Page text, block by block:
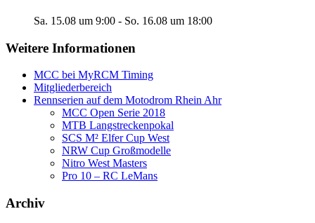
Sa. 15.08 um 9:00 - So. 16.08 um 18:00
Weitere Informationen
MCC bei MyRCM Timing
Mitgliederbereich
Rennserien auf dem Motodrom Rhein Ahr
MCC Open Serie 2018
MTB Langstreckenpokal
SCS M² Elfer Cup West
NRW Cup Großmodelle
Nitro West Masters
Pro 10 – RC LeMans
Archiv